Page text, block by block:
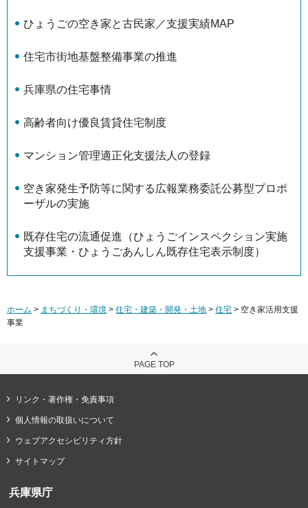
ひょうごの空き家と古民家／支援実績MAP
住宅市街地基盤整備事業の推進
兵庫県の住宅事情
高齢者向け優良賃貸住宅制度
マンション管理適正化支援法人の登録
空き家発生予防等に関する広報業務委託公募型プロポ
ーザルの実施
既存住宅の流通促進（ひょうごインスペクション実施
支援事業・ひょうごあんしん既存住宅表示制度）
ホーム > まちづくり・環境 > 住宅・建築・開発・土地 > 住宅 > 空き家活用支援
事業
PAGE TOP
リンク・著作権・免責事項
個人情報の取扱いについて
ウェブアクセシビリティ方針
サイトマップ
兵庫県庁